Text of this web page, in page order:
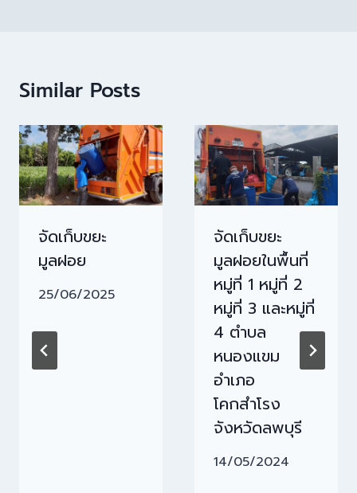
Similar Posts
จัดเก็บขยะ
มูลฝอย
25/06/2025
จัดเก็บขยะ
มูลฝอยในพื้นที่
หมู่ที่ 1 หมู่ที่ 2
หมู่ที่ 3 และหมู่ที่
4 ตำบล
หนองแขม
อำเภอ
โคกสำโรง
จังหวัดลพบุรี
14/05/2024